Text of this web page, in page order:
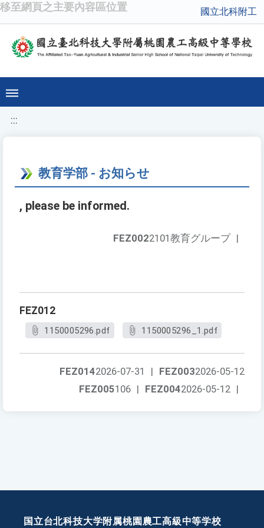
移至網頁之主要內容區位置 國立北科附工
:::
教育学部 - お知らせ
, please be informed.
FEZ0022101教育グループ |
FEZ012
1150005296.pdf 1150005296_1.pdf
FEZ0032026-05-12
FEZ0142026-07-31
|
FEZ0042026-05-12 |
FEZ005106 |
国立台北科技大学附属桃園農工高級中等学校